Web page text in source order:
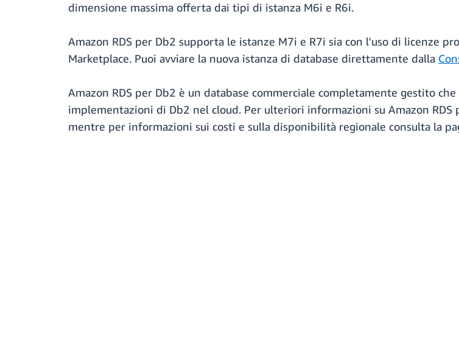
dimensione massima offerta dai tipi di istanza M6i e R6i.
Amazon RDS per Db2 supporta le istanze M7i e R7i sia con l'uso di licenze
Marketplace. Puoi avviare la nuova istanza di database direttamente dalla
Amazon RDS per Db2 è un database commerciale completamente gestito
implementazioni di Db2 nel cloud. Per ulteriori informazioni su Amazon RDS
mentre per informazioni sui costi e sulla disponibilità regionale consulta la